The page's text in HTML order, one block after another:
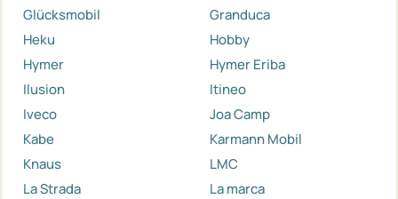
Glücksmobil
Granduca
Heku
Hobby
Hymer
Hymer Eriba
Ilusion
Itineo
Iveco
Joa Camp
Kabe
Karmann Mobil
Knaus
LMC
La Strada
La marca